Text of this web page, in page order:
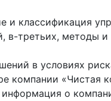
и классификация
в-третьих, методы
в условиях
компании «Чистая
о